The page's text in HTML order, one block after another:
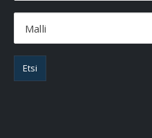
Malli
Etsi